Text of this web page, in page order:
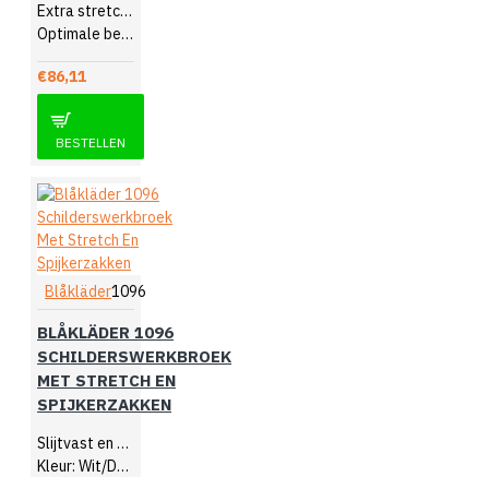
Extra stretchmateriaal
Optimale bewegingsvrijheid
€86,11
BESTELLEN
Blåkläder1096
BLÅKLÄDER 1096
SCHILDERSWERKBROEK
MET STRETCH EN
SPIJKERZAKKEN
Slijtvast en comfortabel
Kleur: Wit/Donkergrijs